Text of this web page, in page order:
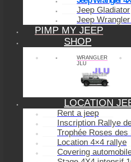
Jeep Gladiator
Jeep
PIMP MY JEEP
SHOP
WRANGLER
JLU
LOCATION
Rent a jeep
Inscription Rallye
Trophée Roses des
Location 4×4 rallye
Covering